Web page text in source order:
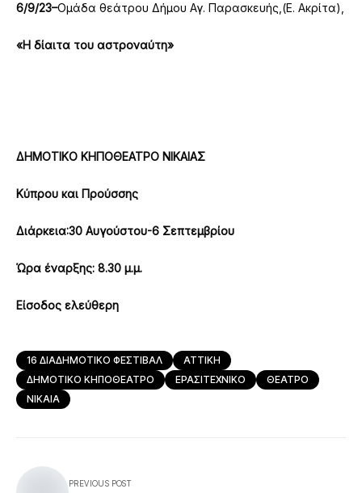
6/9/23–Oμάδα θεάτρου Δήμου Αγ. Παρασκευής,(Ε. Ακρίτα),
«Η δίαιτα του αστροναύτη»
ΔΗΜΟΤΙΚΟ ΚΗΠΟΘΕΑΤΡΟ ΝΙΚΑΙΑΣ
Κύπρου και Προύσσης
Διάρκεια:30 Αυγούστου-6 Σεπτεμβρίου
Ώρα έναρξης: 8.30 μ.μ.
Είσοδος ελεύθερη
16 ΔΙΑΔΗΜΟΤΙΚΟ ΦΕΣΤΙΒΑΛ
ΑΤΤΙΚΗ
ΔΗΜΟΤΙΚΟ ΚΗΠΟΘΕΑΤΡΟ
ΕΡΑΣΙΤΕΧΝΙΚΟ
ΘΕΑΤΡΟ
ΝΙΚΑΙΑ
PREVIOUS POST